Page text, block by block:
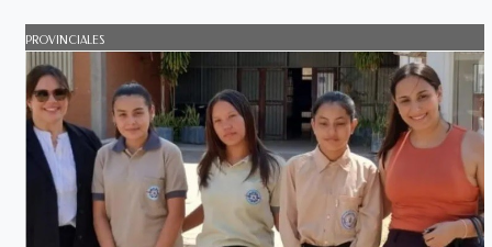
PROVINCIALES